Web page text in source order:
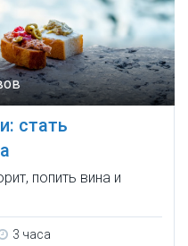
стать
попить вина и
3 часа